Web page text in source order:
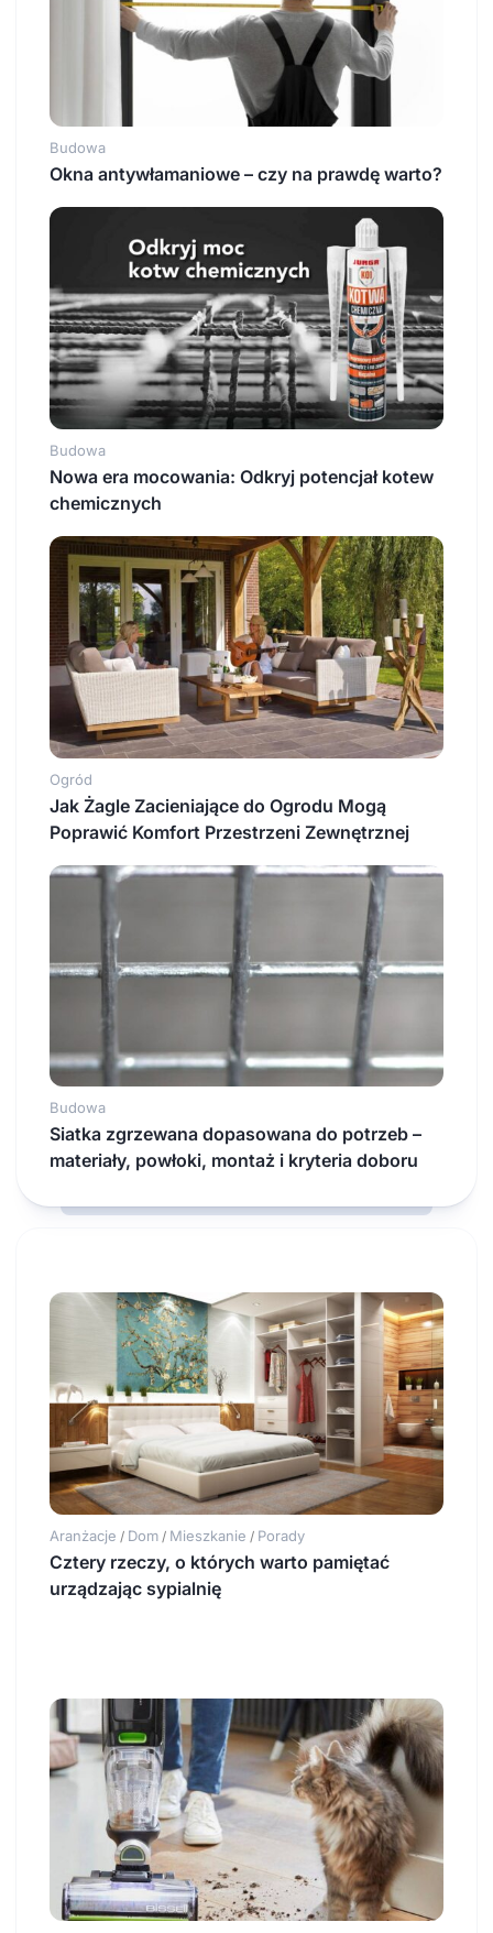
Budowa
Okna antywłamaniowe – czy na prawdę warto?
Budowa
Nowa era mocowania: Odkryj potencjał kotew
chemicznych
Ogród
Jak Żagle Zacieniające do Ogrodu Mogą
Poprawić Komfort Przestrzeni Zewnętrznej
Budowa
Siatka zgrzewana dopasowana do potrzeb –
materiały, powłoki, montaż i kryteria doboru
Aranżacje / Dom / Mieszkanie / Porady
Cztery rzeczy, o których warto pamiętać
urządzając sypialnię